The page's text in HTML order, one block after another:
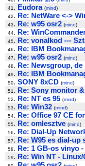
41 . Eudora (mind)
42. Re: NetWare <->
43. Re: w95 osr2 (mind)
44. Re:
45. Re: vonalkod ---
46. Re: IBM
47. Re: w95 osr2 (mind)
48. Re: Newsgroup, de
49. Re: IBM
50. SONY 8xCD (mind)
51 . Re: Sony monitor
52. Re: NT es 95 (mind)
53. Re: Win32 (mind)
54. Re: Office 97 CE
55. Re: omlesztve (mind)
56. Re: Dial-Up
57. Re: W95 es dial-up
58. Re: 1 GB-os vinyo
59. Re: Win NT -